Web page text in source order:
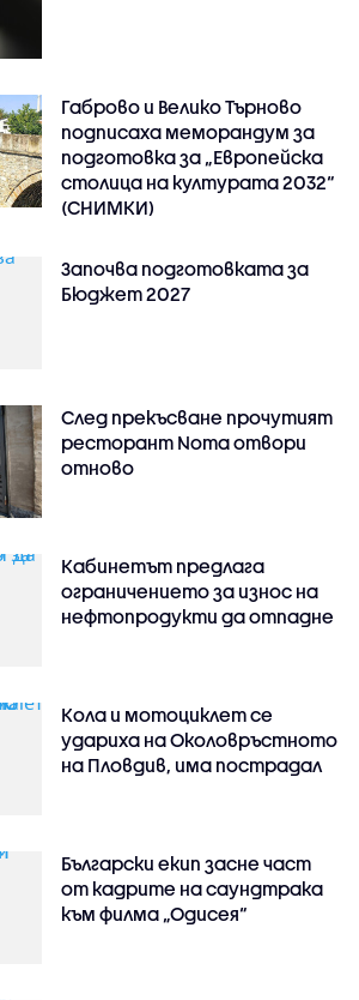
Габрово и Велико Търново
подписаха меморандум за
подготовка за „Европейска
столица на културата 2032“
(СНИМКИ)
Започва подготовката за
Бюджет 2027
След прекъсване прочутият
ресторант Noma отвори
отново
Кабинетът предлага
ограничението за износ на
нефтопродукти да отпадне
Кола и мотоциклет се
удариха на Околовръстното
на Пловдив, има пострадал
Български екип засне част
от кадрите на саундтрака
към филма „Одисея“